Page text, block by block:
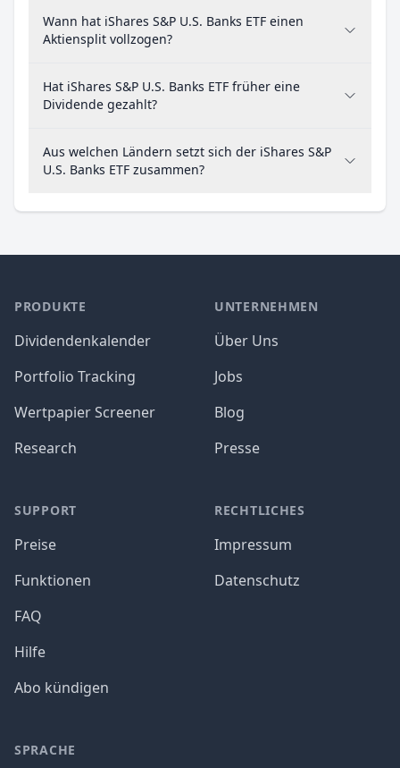
Wann hat iShares S&P U.S. Banks ETF einen
Aktiensplit vollzogen?
Hat iShares S&P U.S. Banks ETF früher eine
Dividende gezahlt?
Aus welchen Ländern setzt sich der iShares S&P
U.S. Banks ETF zusammen?
PRODUKTE
Dividendenkalender
Portfolio Tracking
Wertpapier Screener
Research
SUPPORT
Preise
Funktionen
FAQ
Hilfe
Abo kündigen
UNTERNEHMEN
Über Uns
Jobs
Blog
Presse
RECHTLICHES
Impressum
Datenschutz
SPRACHE